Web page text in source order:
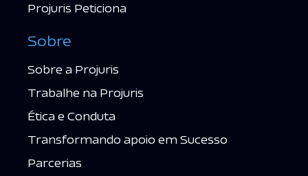
Projuris Peticiona
Sobre
Sobre a Projuris
Trabalhe na Projuris
Ética e Conduta
Transformando apoio em Sucesso
Parcerias